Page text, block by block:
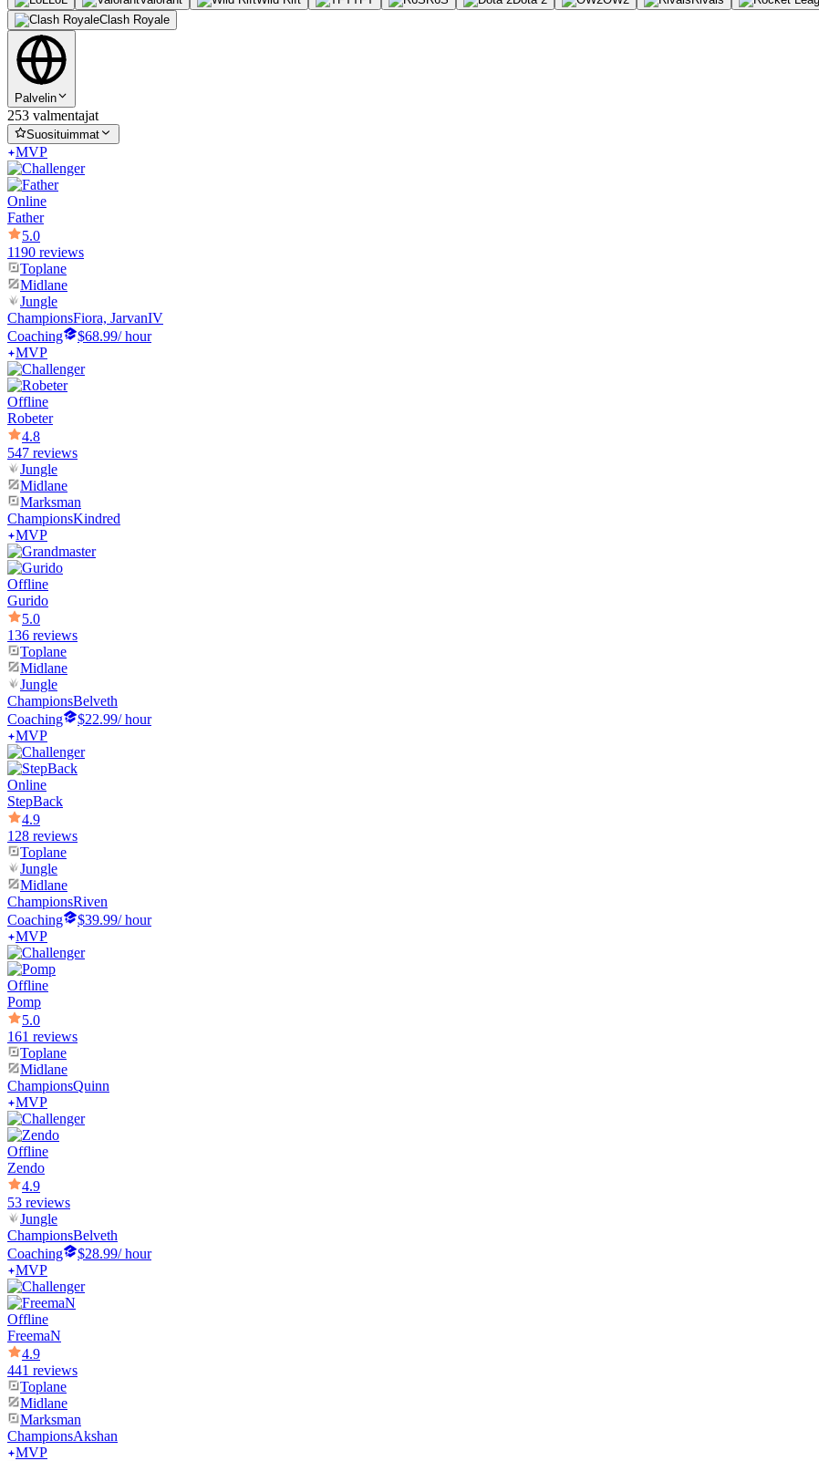
Clash Royale
Palvelin
253 valmentajat
Suosituimmat
MVP
Online
Father
5.0
1190 reviews
Toplane
Midlane
Jungle
ChampionsFiora, JarvanIV
Coaching
$68.99/ hour
MVP
Offline
Robeter
4.8
547 reviews
Jungle
Midlane
Marksman
ChampionsKindred
MVP
Offline
Gurido
5.0
136 reviews
Toplane
Midlane
Jungle
ChampionsBelveth
Coaching
$22.99/ hour
MVP
Online
StepBack
4.9
128 reviews
Toplane
Jungle
Midlane
ChampionsRiven
Coaching
$39.99/ hour
MVP
Offline
Pomp
5.0
161 reviews
Toplane
Midlane
ChampionsQuinn
MVP
Offline
Zendo
4.9
53 reviews
Jungle
ChampionsBelveth
Coaching
$28.99/ hour
MVP
Offline
FreemaN
4.9
441 reviews
Toplane
Midlane
Marksman
ChampionsAkshan
MVP